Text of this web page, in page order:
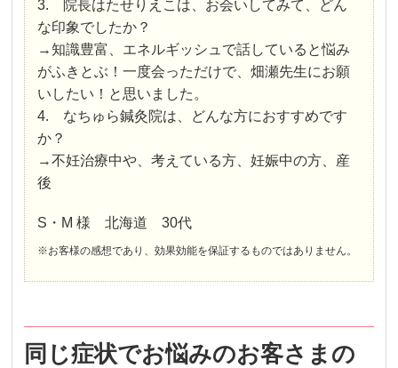
3. 院長はたせりえこは、お会いしてみて、どん
な印象でしたか？
→知識豊富、エネルギッシュで話していると悩み
がふきとぶ！一度会っただけで、畑瀬先生にお願
いしたい！と思いました。
4. なちゅら鍼灸院は、どんな方におすすめです
か？
→不妊治療中や、考えている方、妊娠中の方、産
後
S・M 様 北海道 30代
※お客様の感想であり、効果効能を保証するものではありません。
同じ症状でお悩みのお客さまの